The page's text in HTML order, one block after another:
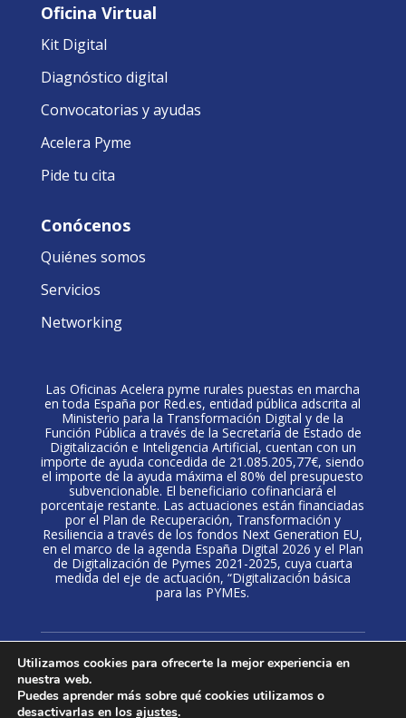
Oficina Virtual
Kit Digital
Diagnóstico digital
Convocatorias y ayudas
Acelera Pyme
Pide tu cita
Conócenos
Quiénes somos
Servicios
Networking
Las Oficinas Acelera pyme rurales puestas en marcha
en toda España por Red.es, entidad pública adscrita al
Ministerio para la Transformación Digital y de la
Función Pública a través de la Secretaría de Estado de
Digitalización e Inteligencia Artificial, cuentan con un
importe de ayuda concedida de 21.085.205,77€, siendo
el importe de la ayuda máxima el 80% del presupuesto
subvencionable. El beneficiario cofinanciará el
porcentaje restante. Las actuaciones están financiadas
por el Plan de Recuperación, Transformación y
Resiliencia a través de los fondos Next Generation EU,
en el marco de la agenda España Digital 2026 y el Plan
de Digitalización de Pymes 2021-2025, cuya cuarta
medida del eje de actuación, “Digitalización básica
para las PYMEs.
Política de privacidad·Aviso Legal·Politica de
cookies
Utilizamos cookies para ofrecerte la mejor experiencia en
nuestra web.
Puedes aprender más sobre qué cookies utilizamos o
desactivarlas en los ajustes.